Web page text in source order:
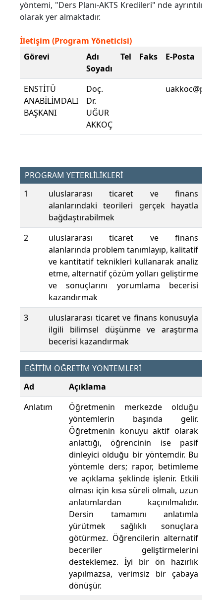
yöntemi, "Ders Planı-AKTS Kredileri" nde ayrıntılı
olarak yer almaktadır.
İletişim (Program Yöneticisi)
Görevi
Adı
Soyadı
Tel Faks E-Posta
ENSTİTÜ
ANABİLİMDALI
BAŞKANI
Doç.
Dr.
UĞUR
AKKOÇ
PROGRAM YETERLİLİKLERİ
1
uluslararası ticaret ve finans
alanlarındaki teorileri gerçek hayatla
bağdaştırabilmek
2
uluslararası ticaret ve finans
alanlarında problem tanımlayıp, kalitatif
ve kantitatif teknikleri kullanarak analiz
etme, alternatif çözüm yolları geliştirme
ve sonuçlarını yorumlama becerisi
kazandırmak
3
uluslararası ticaret ve finans konusuyla
ilgili bilimsel düşünme ve araştırma
becerisi kazandırmak
EĞİTİM ÖĞRETİM YÖNTEMLERİ
Ad
Açıklama
Anlatım
Öğretmenin merkezde olduğu
yöntemlerin başında gelir.
Öğretmenin konuyu aktif olarak
anlattığı, öğrencinin ise pasif
dinleyici olduğu bir yöntemdir. Bu
yöntemle ders; rapor, betimleme
ve açıklama şeklinde işlenir. Etkili
olması için kısa süreli olmalı, uzun
anlatımlardan kaçınılmalıdır.
Dersin tamamını anlatımla
yürütmek sağlıklı sonuçlara
götürmez. Öğrencilerin alternatif
beceriler geliştirmelerini
desteklemez. İyi bir ön hazırlık
yapılmazsa, verimsiz bir çabaya
dönüşür.